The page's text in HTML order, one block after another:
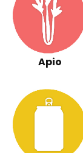
Apio